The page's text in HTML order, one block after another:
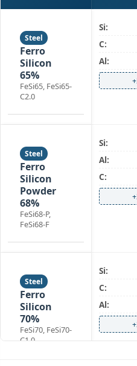
Steel
Ferro
Silicon
65%
FeSi65, FeSi65-
C2.0
Si:
C:
Al:
Steel
Ferro
Silicon
Powder
68%
FeSi68-P,
FeSi68-F
Si:
Al:
C:
Steel
Ferro
Silicon
70%
FeSi70, FeSi70-
C1.0
Si:
C:
Al: